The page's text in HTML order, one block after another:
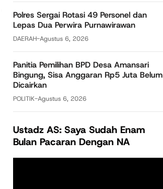
Polres Sergai Rotasi 49 Personel dan
Lepas Dua Perwira Purnawirawan
DAERAH-Agustus 6, 2026
Panitia Pemilihan BPD Desa Amansari
Bingung, Sisa Anggaran Rp5 Juta Belum
Dicairkan
POLITIK-Agustus 6, 2026
Ustadz AS: Saya Sudah Enam
Bulan Pacaran Dengan NA